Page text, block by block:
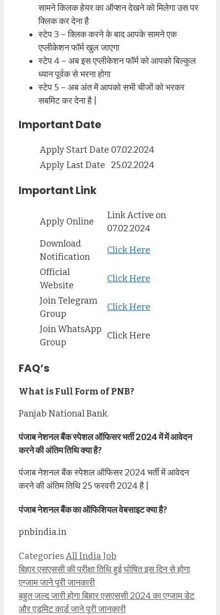
सामने किलक हेयर का ऑप्शन देखने को मिलेगा उस पर
क्लिक कर देना है
स्टेप 3 – क्लिक करने के बाद आपके सामने एक
एप्लीकेशन फॉर्म खुल जाएगा
स्टेप 4 – अब इस एप्लीकेशन फॉर्म को आपको बिल्कुल
ध्यान पूर्वक से भरना होगा
स्टेप 5 – अब अंत में आपको सभी चीजों को भरकर
सबमिट कर देना है |
Important Date
Apply Start Date 07.02.2024
Apply Last Date
25.02.2024
Important Link
Apply Online
Link Active on
07.02.2024
Download
Notification
Click Here
Official
Website
Click Here
Join Telegram
Group
Click Here
Join WhatsApp
Group
Click Here
FAQ’s
What is Full Form of PNB?
Panjab National Bank.
पंजाब नेशनल बैंक स्पेशल ऑफिसर भर्ती 2024 में में आवेदन
करने की अंतिम तिथि क्या है?
पंजाब नेशनल बैंक स्पेशल ऑफिसर 2024 भर्ती में आवेदन
करने की अंतिम तिथि 25 फरवरी 2024 है |
पंजाब नेशनल बैंक का ऑफिशियल वेबसाइट क्या है?
pnbindia.in
CategoriesAll India Job
बिहार एसएससी की परीक्षा तिथि हुई घोषित इस दिन से होगा
एग्जाम जाने पूरी जानकारी
बहुत जल्द जारी होगा बिहार एसएससी 2024 का एग्जाम डेट
और एडमिट कार्ड जाने पूरी जानकारी